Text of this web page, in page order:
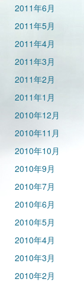
2011年6月
2011年5月
2011年4月
2011年3月
2011年2月
2011年1月
2010年12月
2010年11月
2010年10月
2010年9月
2010年7月
2010年6月
2010年5月
2010年4月
2010年3月
2010年2月